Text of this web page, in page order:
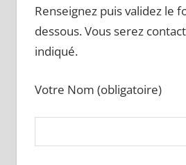
Renseignez puis validez le
dessous. Vous serez
indiqué.
Votre Nom (obligatoire)